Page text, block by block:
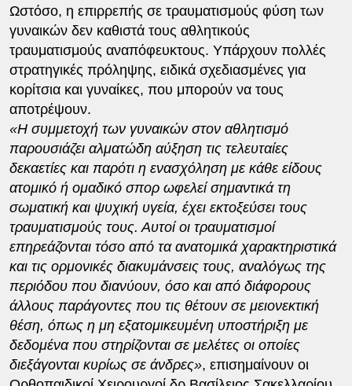
Ωστόσο, η επιρρεπής σε τραυματισμούς φύση των
γυναικών δεν καθιστά τους αθλητικούς
τραυματισμούς αναπόφευκτους. Υπάρχουν πολλές
στρατηγικές πρόληψης, ειδικά σχεδιασμένες για
κορίτσια και γυναίκες, που μπορούν να τους
αποτρέψουν.
«Η συμμετοχή των γυναικών στον αθλητισμό
παρουσιάζει αλματώδη αύξηση τις τελευταίες
δεκαετίες και παρότι η ενασχόληση με κάθε είδους
ατομικό ή ομαδικό σπορ ωφελεί σημαντικά τη
σωματική και ψυχική υγεία, έχει εκτοξεύσει τους
τραυματισμούς τους. Αυτοί οι τραυματισμοί
επηρεάζονται τόσο από τα ανατομικά χαρακτηριστικά
και τις ορμονικές διακυμάνσεις τους, αναλόγως της
περιόδου που διανύουν, όσο και από διάφορους
άλλους παράγοντες που τις θέτουν σε μειονεκτική
θέση, όπως η μη εξατομικευμένη υποστήριξη με
δεδομένα που στηρίζονται σε μελέτες οι οποίες
διεξάγονται κυρίως σε άνδρες», επισημαίνουν οι